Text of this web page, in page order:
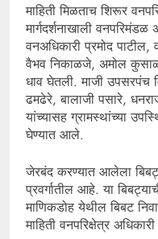
माहिती मिळताच शिरूर
मार्गदर्शनाखाली वनपरिमंडळ
वनअधिकारी प्रमोद
वैभव निकाळजे, अमोल
धाव घेतली. माजी उपसरपंच
ढमढेरे, बालाजी पसारे,
यांच्यासह ग्रामस्थांच्या
घेण्यात आले.
जेरबंद करण्यात आलेला
प्रवर्गातील आहे. या
माणिकडोह येथील बिबट
माहिती वनपरिक्षेत्र